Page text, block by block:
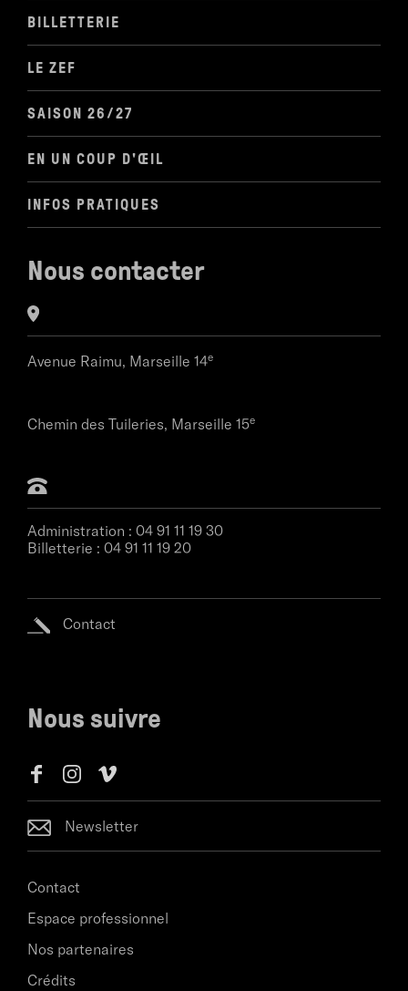
BILLETTERIE
LE ZEF
SAISON 26/27
EN UN COUP D'ŒIL
INFOS PRATIQUES
Nous contacter
Avenue Raimu, Marseille 14e
Chemin des Tuileries, Marseille 15e
Administration : 04 91 11 19 30
Billetterie : 04 91 11 19 20
Contact
Nous suivre
Newsletter
Contact
Espace professionnel
Nos partenaires
Crédits